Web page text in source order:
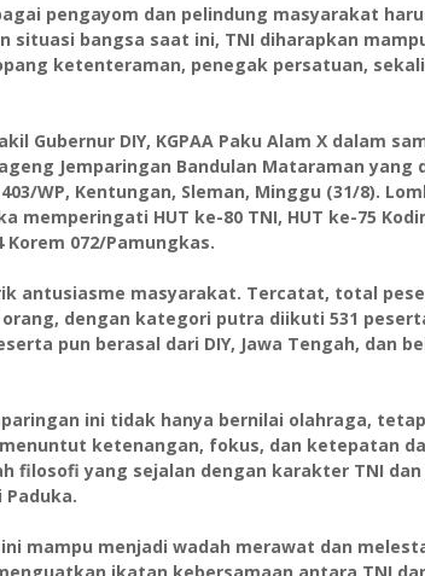
pengayom dan pelindung masyarakat
situasi bangsa saat ini, TNI diharapkan
ketenteraman, penegak persatuan,
Gubernur DIY, KGPAA Paku Alam X dalam
Jemparingan Bandulan Mataraman yang
WP, Kentungan, Sleman, Minggu (31/8).
memperingati HUT ke-80 TNI, HUT ke-75
Korem 072/Pamungkas.
antusiasme masyarakat. Tercatat, total
dengan kategori putra diikuti 531
pun berasal dari DIY, Jawa Tengah, dan
ini tidak hanya bernilai olahraga,
ketenangan, fokus, dan ketepatan
filosofi yang sejalan dengan karakter TNI
Paduka.
mampu menjadi wadah merawat dan
ikatan kebersamaan antara TNI